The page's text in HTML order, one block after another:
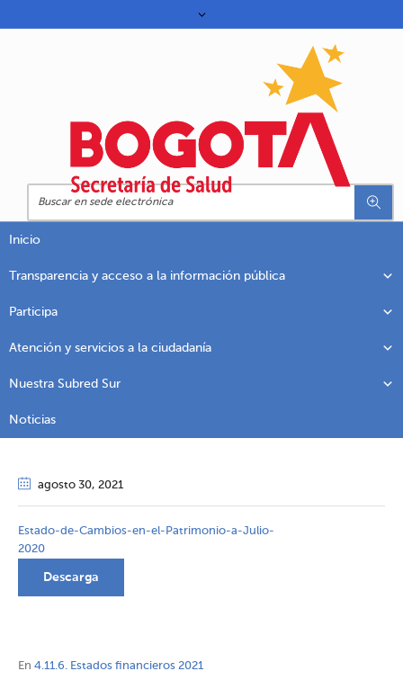
Inicio
Transparencia y acceso a la información pública
Participa
Atención y servicios a la ciudadanía
Nuestra Subred Sur
Noticias
agosto 30, 2021
Estado-de-Cambios-en-el-Patrimonio-a-Julio-
2020
Descarga
En 4.11.6. Estados financieros 2021